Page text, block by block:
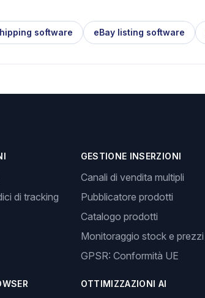
software eBay listing software
di tracking
GESTIONE INSERZIONI
Canali di vendita multipli
Pubblicatore prodotti
Catalogo prodotti
Monitoraggio stock e prezzi
GPSR: Conformità UE
OTTIMIZZAZIONI AI